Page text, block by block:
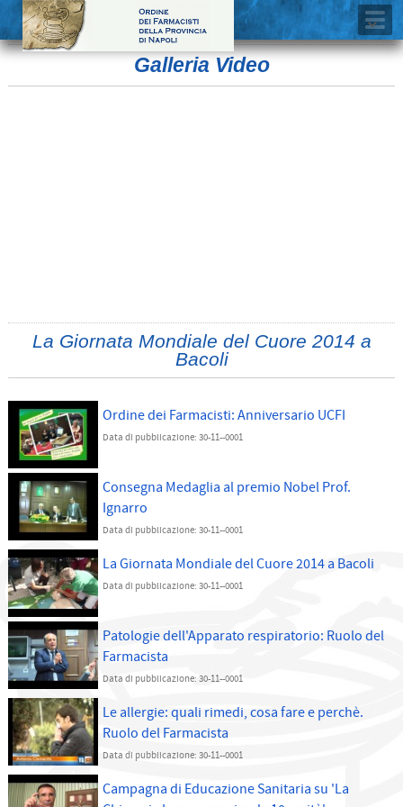
Galleria Video
La Giornata Mondiale del Cuore 2014 a
Bacoli
Ordine dei Farmacisti: Anniversario UCFI
Data di pubblicazione: 30-11--0001
Consegna Medaglia al premio Nobel Prof.
Ignarro
Data di pubblicazione: 30-11--0001
La Giornata Mondiale del Cuore 2014 a Bacoli
Data di pubblicazione: 30-11--0001
Patologie dell'Apparato respiratorio: Ruolo del
Farmacista
Data di pubblicazione: 30-11--0001
Le allergie: quali rimedi, cosa fare e perchè.
Ruolo del Farmacista
Data di pubblicazione: 30-11--0001
Campagna di Educazione Sanitaria su 'La